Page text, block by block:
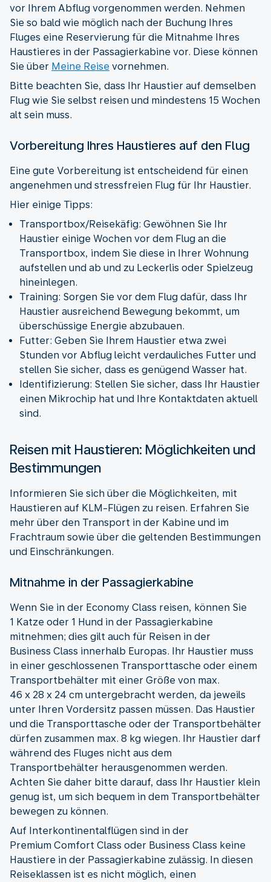
vor Ihrem Abflug vorgenommen werden. Nehmen
Sie so bald wie möglich nach der Buchung Ihres
Fluges eine Reservierung für die Mitnahme Ihres
Haustieres in der Passagierkabine vor. Diese können
Sie über Meine Reise vornehmen.
Bitte beachten Sie, dass Ihr Haustier auf demselben
Flug wie Sie selbst reisen und mindestens 15 Wochen
alt sein muss.
Vorbereitung Ihres Haustieres auf den Flug
Eine gute Vorbereitung ist entscheidend für einen
angenehmen und stressfreien Flug für Ihr Haustier.
Hier einige Tipps:
Transportbox/Reisekäfig: Gewöhnen Sie Ihr
Haustier einige Wochen vor dem Flug an die
Transportbox, indem Sie diese in Ihrer Wohnung
aufstellen und ab und zu Leckerlis oder Spielzeug
hineinlegen.
Training: Sorgen Sie vor dem Flug dafür, dass Ihr
Haustier ausreichend Bewegung bekommt, um
überschüssige Energie abzubauen.
Futter: Geben Sie Ihrem Haustier etwa zwei
Stunden vor Abflug leicht verdauliches Futter und
stellen Sie sicher, dass es genügend Wasser hat.
Identifizierung: Stellen Sie sicher, dass Ihr Haustier
einen Mikrochip hat und Ihre Kontaktdaten aktuell
sind.
Reisen mit Haustieren: Möglichkeiten und
Bestimmungen
Informieren Sie sich über die Möglichkeiten, mit
Haustieren auf KLM-Flügen zu reisen. Erfahren Sie
mehr über den Transport in der Kabine und im
Frachtraum sowie über die geltenden Bestimmungen
und Einschränkungen.
Mitnahme in der Passagierkabine
Wenn Sie in der Economy Class reisen, können Sie
1 Katze oder 1 Hund in der Passagierkabine
mitnehmen; dies gilt auch für Reisen in der
Business Class innerhalb Europas. Ihr Haustier muss
in einer geschlossenen Transporttasche oder einem
Transportbehälter mit einer Größe von max.
46 x 28 x 24 cm untergebracht werden, da jeweils
unter Ihren Vordersitz passen müssen. Das Haustier
und die Transporttasche oder der Transportbehälter
dürfen zusammen max. 8 kg wiegen. Ihr Haustier darf
während des Fluges nicht aus dem
Transportbehälter herausgenommen werden.
Achten Sie daher bitte darauf, dass Ihr Haustier klein
genug ist, um sich bequem in dem Transportbehälter
bewegen zu können.
Auf Interkontinentalflügen sind in der
Premium Comfort Class oder Business Class keine
Haustiere in der Passagierkabine zulässig. In diesen
Reiseklassen ist es nicht möglich, einen